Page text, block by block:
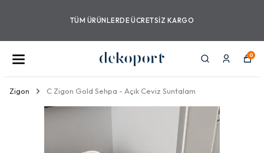
TÜM ÜRÜNLERDE ÜCRETSIZ KARGO
0
Zigon C Zigon Gold Sehpa - Açık Ceviz Suntalam